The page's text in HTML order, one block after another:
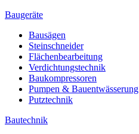
Baugeräte
Bausägen
Steinschneider
Flächenbearbeitung
Verdichtungstechnik
Baukompressoren
Pumpen & Bauentwässerung
Putztechnik
Bautechnik